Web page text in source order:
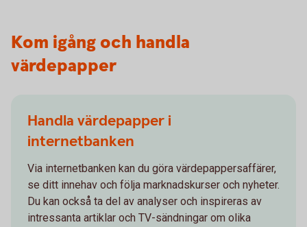
Kom igång och handla
värdepapper
Handla värdepapper i
internetbanken
Via internetbanken kan du göra värdepappersaffärer,
se ditt innehav och följa marknadskurser och nyheter.
Du kan också ta del av analyser och inspireras av
intressanta artiklar och TV-sändningar om olika